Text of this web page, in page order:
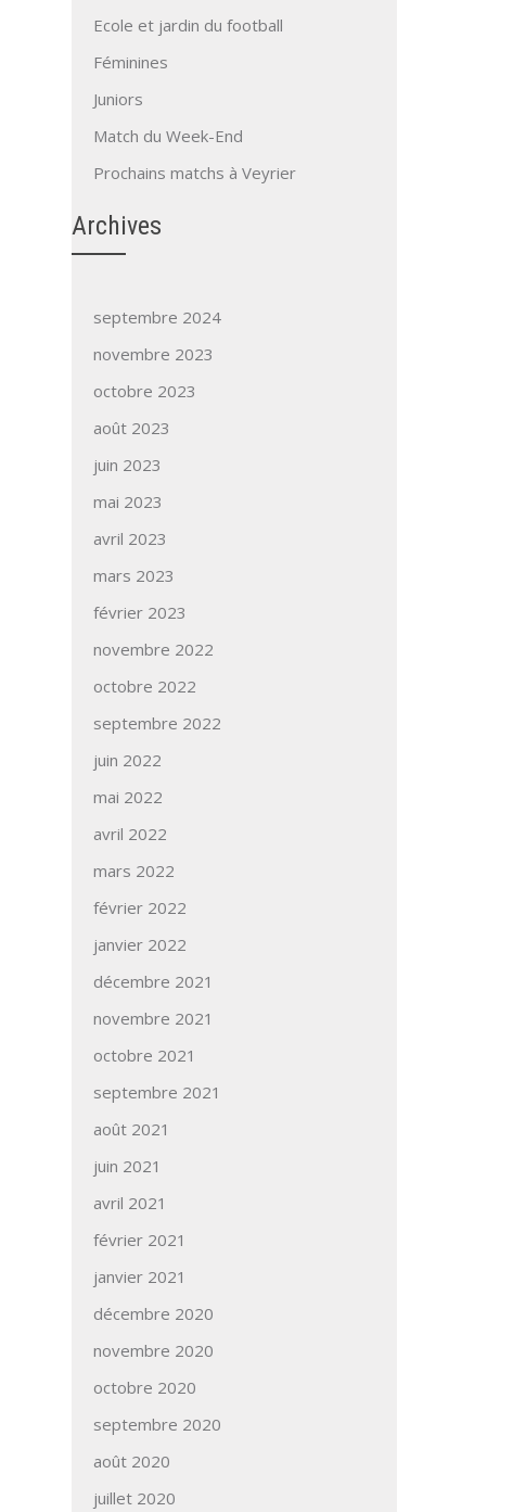
Ecole et jardin du football
Féminines
Juniors
Match du Week-End
Prochains matchs à Veyrier
Archives
septembre 2024
novembre 2023
octobre 2023
août 2023
juin 2023
mai 2023
avril 2023
mars 2023
février 2023
novembre 2022
octobre 2022
septembre 2022
juin 2022
mai 2022
avril 2022
mars 2022
février 2022
janvier 2022
décembre 2021
novembre 2021
octobre 2021
septembre 2021
août 2021
juin 2021
avril 2021
février 2021
janvier 2021
décembre 2020
novembre 2020
octobre 2020
septembre 2020
août 2020
juillet 2020